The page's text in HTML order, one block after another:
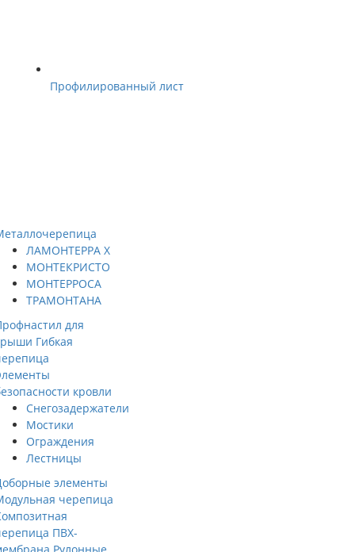
Профилированный лист
ЛАМОНТЕРРА X
МОНТЕКРИСТО
МОНТЕРРОСА
ТРАМОНТАНА
для
Гибкая
кровли
Снегозадержатели
Мостики
Ограждения
Лестницы
элементы
черепица
ПВХ-